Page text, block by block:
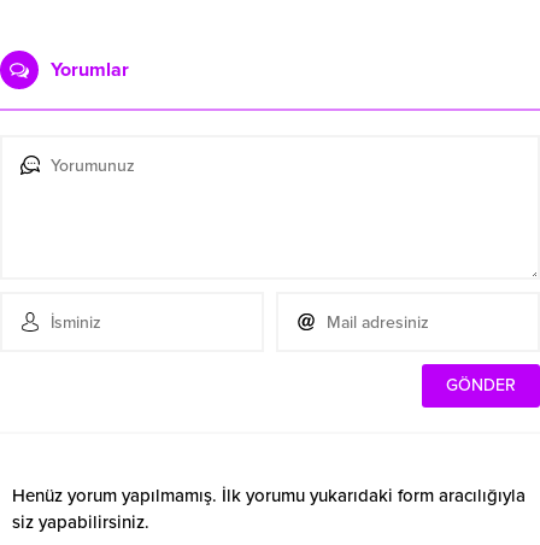
Yorumlar
Henüz yorum yapılmamış. İlk yorumu yukarıdaki form aracılığıyla
siz yapabilirsiniz.